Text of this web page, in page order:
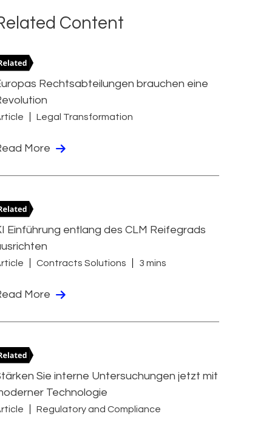
Content
Rechtsabteilungen brauchen eine
Legal Transformation
More
Einführung entlang des CLM Reifegrads
Contracts Solutions 3 mins
More
Sie interne Untersuchungen jetzt mit
Technologie
Regulatory and Compliance